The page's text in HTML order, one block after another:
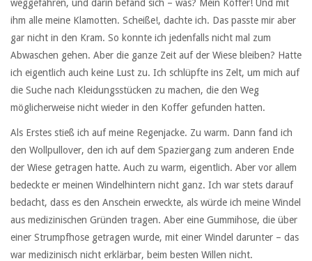
weggefahren, und darin befand sich – was? Mein Koffer! Und mit
ihm alle meine Klamotten. Scheiße!, dachte ich. Das passte mir aber
gar nicht in den Kram. So konnte ich jedenfalls nicht mal zum
Abwaschen gehen. Aber die ganze Zeit auf der Wiese bleiben? Hatte
ich eigentlich auch keine Lust zu. Ich schlüpfte ins Zelt, um mich auf
die Suche nach Kleidungsstücken zu machen, die den Weg
möglicherweise nicht wieder in den Koffer gefunden hatten.
Als Erstes stieß ich auf meine Regenjacke. Zu warm. Dann fand ich
den Wollpullover, den ich auf dem Spaziergang zum anderen Ende
der Wiese getragen hatte. Auch zu warm, eigentlich. Aber vor allem
bedeckte er meinen Windelhintern nicht ganz. Ich war stets darauf
bedacht, dass es den Anschein erweckte, als würde ich meine Windel
aus medizinischen Gründen tragen. Aber eine Gummihose, die über
einer Strumpfhose getragen wurde, mit einer Windel darunter – das
war medizinisch nicht erklärbar, beim besten Willen nicht.